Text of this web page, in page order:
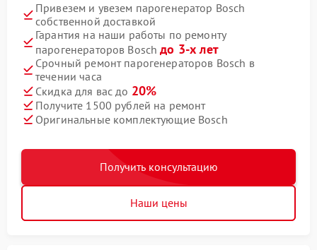
Привезем и увезем парогенератор Bosch
собственной доставкой
Гарантия на наши работы по ремонту
парогенераторов Boschдо 3-х лет
Срочный ремонт парогенераторов Bosch в
течении часа
Скидка для вас до 20%
Получите 1500 рублей на ремонт
Оригинальные комплектующие Bosch
Получить консультацию
Наши цены